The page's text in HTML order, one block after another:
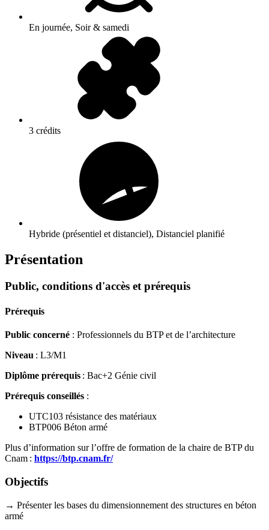
En journée, Soir & samedi
3 crédits
Hybride (présentiel et distanciel), Distanciel planifié
Présentation
Public, conditions d'accès et prérequis
Prérequis
Public concerné : Professionnels du BTP et de l’architecture
Niveau : L3/M1
Diplôme prérequis : Bac+2 Génie civil
Prérequis conseillés :
UTC103 résistance des matériaux
BTP006 Béton armé
Plus d’information sur l’offre de formation de la chaire de BTP du
Cnam : https://btp.cnam.fr/
Objectifs
→ Présenter les bases du dimensionnement des structures en béton
armé